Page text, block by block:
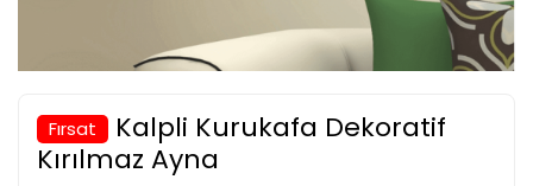
Fırsat
Kalpli Kurukafa Dekoratif
Kırılmaz Ayna